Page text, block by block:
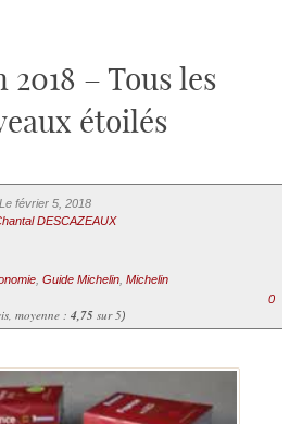
– Tous les
étoilés
Le février 5, 2018
DESCAZEAUX
, Guide Michelin, Michelin
moyenne : 4,75sur 5)
0